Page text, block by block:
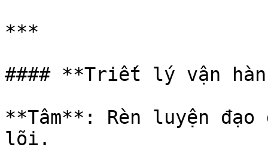
***
#### **Triết lý vận
**Tâm**: Rèn luyện
lõi.